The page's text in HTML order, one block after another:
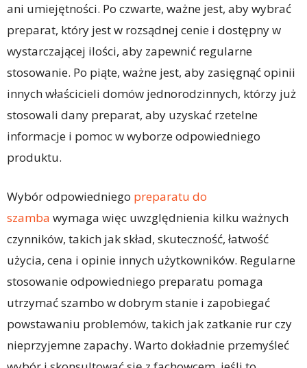
ani umiejętności. Po czwarte, ważne jest, aby wybrać
preparat, który jest w rozsądnej cenie i dostępny w
wystarczającej ilości, aby zapewnić regularne
stosowanie. Po piąte, ważne jest, aby zasięgnąć opinii
innych właścicieli domów jednorodzinnych, którzy już
stosowali dany preparat, aby uzyskać rzetelne
informacje i pomoc w wyborze odpowiedniego
produktu.
Wybór odpowiedniego preparatu do
szamba wymaga więc uwzględnienia kilku ważnych
czynników, takich jak skład, skuteczność, łatwość
użycia, cena i opinie innych użytkowników. Regularne
stosowanie odpowiedniego preparatu pomaga
utrzymać szambo w dobrym stanie i zapobiegać
powstawaniu problemów, takich jak zatkanie rur czy
nieprzyjemne zapachy. Warto dokładnie przemyśleć